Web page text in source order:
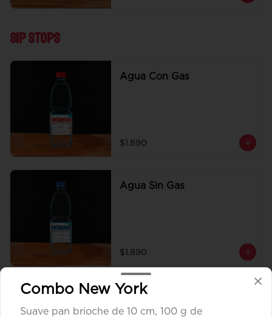
Sip Stops
Agua Con Gas
$1.890
Agua Sin Gas
$1.890
Coca Cola Tradicional
Combo New York
Suave pan brioche de 10 cm, 100 g de